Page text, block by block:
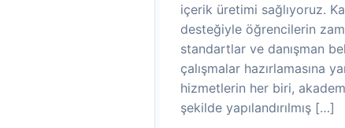
içerik üretimi sağlıyoruz.
desteğiyle öğrencilerin
standartlar ve danışman
çalışmalar hazırlamasına
hizmetlerin her biri,
şekilde yapılandırılmış […]